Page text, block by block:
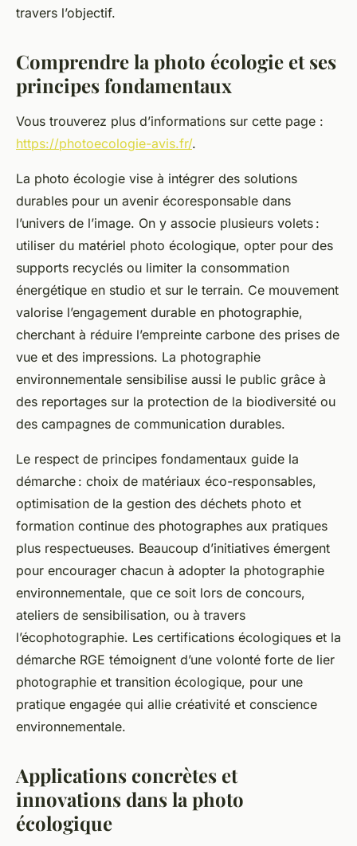
travers l’objectif.
Comprendre la photo écologie et ses
principes fondamentaux
Vous trouverez plus d’informations sur cette page :
https://photoecologie-avis.fr/.
La photo écologie vise à intégrer des solutions
durables pour un avenir écoresponsable dans
l’univers de l’image. On y associe plusieurs volets :
utiliser du matériel photo écologique, opter pour des
supports recyclés ou limiter la consommation
énergétique en studio et sur le terrain. Ce mouvement
valorise l’engagement durable en photographie,
cherchant à réduire l’empreinte carbone des prises de
vue et des impressions. La photographie
environnementale sensibilise aussi le public grâce à
des reportages sur la protection de la biodiversité ou
des campagnes de communication durables.
Le respect de principes fondamentaux guide la
démarche : choix de matériaux éco-responsables,
optimisation de la gestion des déchets photo et
formation continue des photographes aux pratiques
plus respectueuses. Beaucoup d’initiatives émergent
pour encourager chacun à adopter la photographie
environnementale, que ce soit lors de concours,
ateliers de sensibilisation, ou à travers
l’écophotographie. Les certifications écologiques et la
démarche RGE témoignent d’une volonté forte de lier
photographie et transition écologique, pour une
pratique engagée qui allie créativité et conscience
environnementale.
Applications concrètes et
innovations dans la photo
écologique